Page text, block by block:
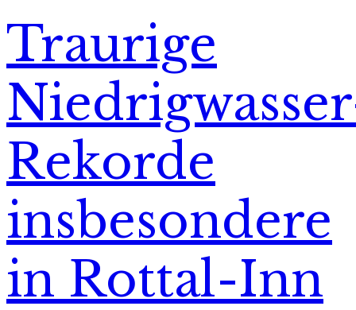
Traurige
Rekorde
insbesondere
in Rottal-Inn